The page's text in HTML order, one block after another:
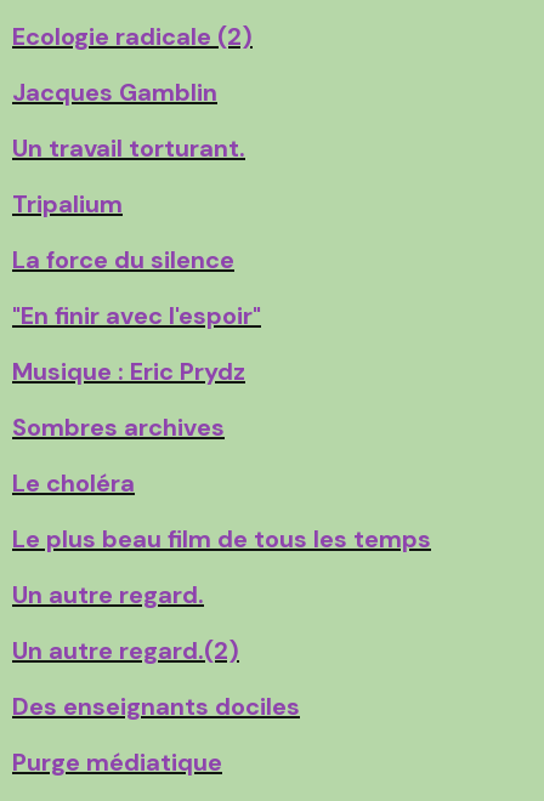
Ecologie radicale (2)
Jacques Gamblin
Un travail torturant.
Tripalium
La force du silence
"En finir avec l'espoir"
Musique : Eric Prydz
Sombres archives
Le choléra
Le plus beau film de tous les temps
Un autre regard.
Un autre regard.(2)
Des enseignants dociles
Purge médiatique